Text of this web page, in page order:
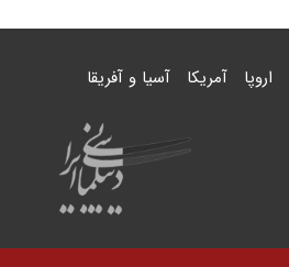
اروپا آمریکا آسیا و آفریقا